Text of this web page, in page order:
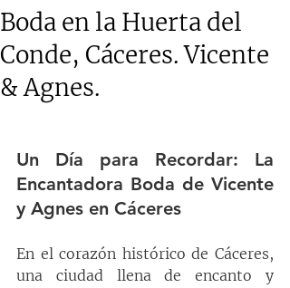
Boda en la Huerta del
Conde, Cáceres. Vicente
& Agnes.
Un Día para Recordar: La
Encantadora Boda de Vicente
y Agnes en Cáceres
En el corazón histórico de Cáceres,
una ciudad llena de encanto y